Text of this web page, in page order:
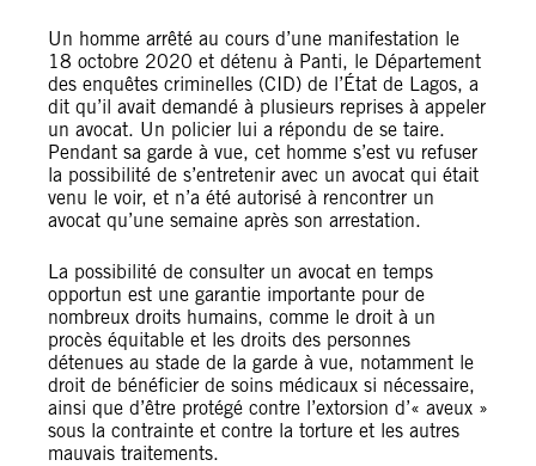
Un homme arrêté au cours d’une manifestation le
18 octobre 2020 et détenu à Panti, le Département
des enquêtes criminelles (CID) de l’État de Lagos, a
dit qu’il avait demandé à plusieurs reprises à appeler
un avocat. Un policier lui a répondu de se taire.
Pendant sa garde à vue, cet homme s’est vu refuser
la possibilité de s’entretenir avec un avocat qui était
venu le voir, et n’a été autorisé à rencontrer un
avocat qu’une semaine après son arrestation.
La possibilité de consulter un avocat en temps
opportun est une garantie importante pour de
nombreux droits humains, comme le droit à un
procès équitable et les droits des personnes
détenues au stade de la garde à vue, notamment le
droit de bénéficier de soins médicaux si nécessaire,
ainsi que d’être protégé contre l’extorsion d’« aveux »
sous la contrainte et contre la torture et les autres
mauvais traitements.